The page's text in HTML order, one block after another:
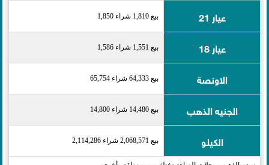
عيار 21 بيع 1,810 شراء 1,850
عيار 18 بيع 1,551 شراء 1,586
الاونصة بيع 64,333 شراء 65,754
الجنيه الذهب بيع 14,480 شراء 14,800
الكيلو بيع 2,068,571 شراء 2,114,286